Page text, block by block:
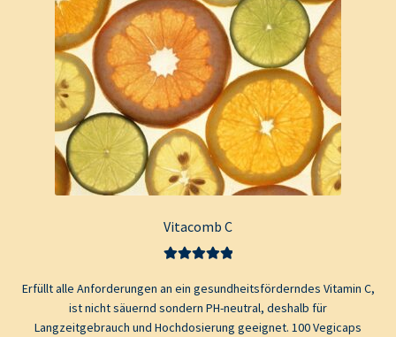
Vitacomb C
5.00 von 5
Erfüllt alle Anforderungen an ein gesundheitsförderndes Vitamin C,
ist nicht säuernd sondern PH-neutral, deshalb für
Langzeitgebrauch und Hochdosierung geeignet. 100 Vegicaps